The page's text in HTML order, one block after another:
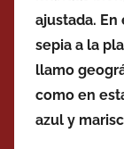
ajustada.
sepia a la
llamo
como en
azul y